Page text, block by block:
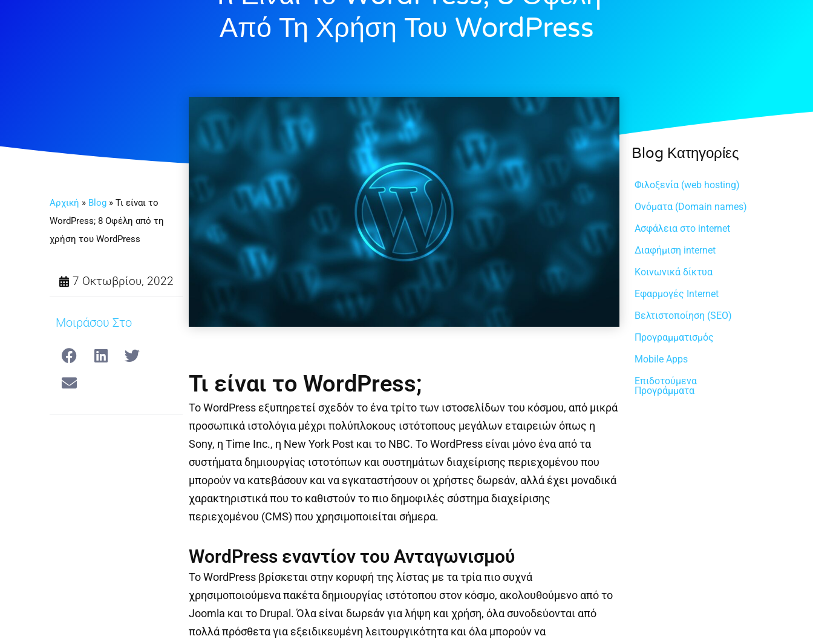
Από Τη Χρήση Του WordPress
Αρχική » Blog » Τι είναι το
WordPress; 8 Οφέλη από τη
χρήση του WordPress
7 Οκτωβρίου, 2022
Μοιράσου Στο
Τι είναι το WordPress;
Το WordPress εξυπηρετεί σχεδόν το ένα τρίτο των ιστοσελίδων του κόσμου, από μικρά
προσωπικά ιστολόγια μέχρι πολύπλοκους ιστότοπους μεγάλων εταιρειών όπως η
Sony, η Time Inc., η New York Post και το NBC. Το WordPress είναι μόνο ένα από τα
συστήματα δημιουργίας ιστοτόπων και συστημάτων διαχείρισης περιεχομένου που
μπορούν να κατεβάσουν και να εγκαταστήσουν οι χρήστες δωρεάν, αλλά έχει μοναδικά
χαρακτηριστικά που το καθιστούν το πιο δημοφιλές σύστημα διαχείρισης
περιεχομένου (CMS) που χρησιμοποιείται σήμερα.
WordPress εναντίον του Ανταγωνισμού
Το WordPress βρίσκεται στην κορυφή της λίστας με τα τρία πιο συχνά
χρησιμοποιούμενα πακέτα δημιουργίας ιστότοπου στον κόσμο, ακολουθούμενο από το
Joomla και το Drupal. Όλα είναι δωρεάν για λήψη και χρήση, όλα συνοδεύονται από
πολλά πρόσθετα για εξειδικευμένη λειτουργικότητα και όλα μπορούν να
Blog Κατηγορίες
Φιλοξενία (web hosting)
Ονόματα (Domain names)
Ασφάλεια στο internet
Διαφήμιση internet
Κοινωνικά δίκτυα
Εφαρμογές Internet
Βελτιστοποίηση (SEO)
Προγραμματισμός
Mobile Apps
Επιδοτούμενα
Προγράμματα